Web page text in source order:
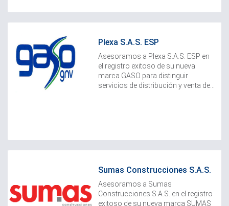
Plexa S.A.S. ESP
Asesoramos a Plexa S.A.S. ESP en
el registro exitoso de su nueva
marca GASO para distinguir
servicios de distribución y venta de...
Sumas Construcciones S.A.S.
Asesoramos a Sumas
Construcciones S.A.S. en el registro
exitoso de su nueva marca SUMAS